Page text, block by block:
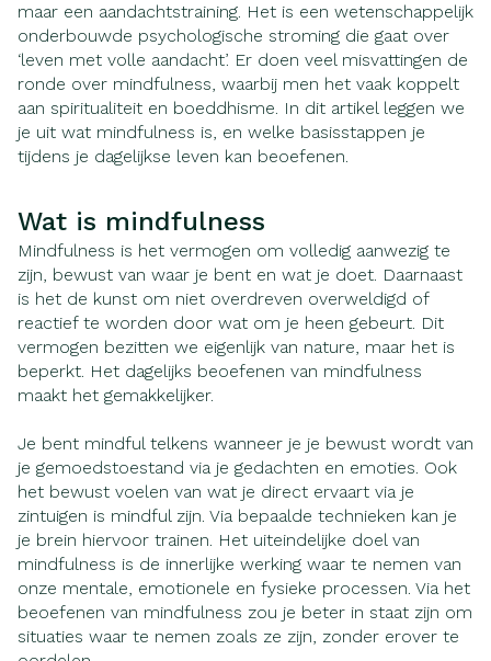
maar een aandachtstraining. Het is een wetenschappelijk
onderbouwde psychologische stroming die gaat over
‘leven met volle aandacht’. Er doen veel misvattingen de
ronde over mindfulness, waarbij men het vaak koppelt
aan spiritualiteit en boeddhisme. In dit artikel leggen we
je uit wat mindfulness is, en welke basisstappen je
tijdens je dagelijkse leven kan beoefenen.
Wat is mindfulness
Mindfulness is het vermogen om volledig aanwezig te
zijn, bewust van waar je bent en wat je doet. Daarnaast
is het de kunst om niet overdreven overweldigd of
reactief te worden door wat om je heen gebeurt. Dit
vermogen bezitten we eigenlijk van nature, maar het is
beperkt. Het dagelijks beoefenen van mindfulness
maakt het gemakkelijker.
Je bent mindful telkens wanneer je je bewust wordt van
je gemoedstoestand via je gedachten en emoties. Ook
het bewust voelen van wat je direct ervaart via je
zintuigen is mindful zijn. Via bepaalde technieken kan je
je brein hiervoor trainen. Het uiteindelijke doel van
mindfulness is de innerlijke werking waar te nemen van
onze mentale, emotionele en fysieke processen. Via het
beoefenen van mindfulness zou je beter in staat zijn om
situaties waar te nemen zoals ze zijn, zonder erover te